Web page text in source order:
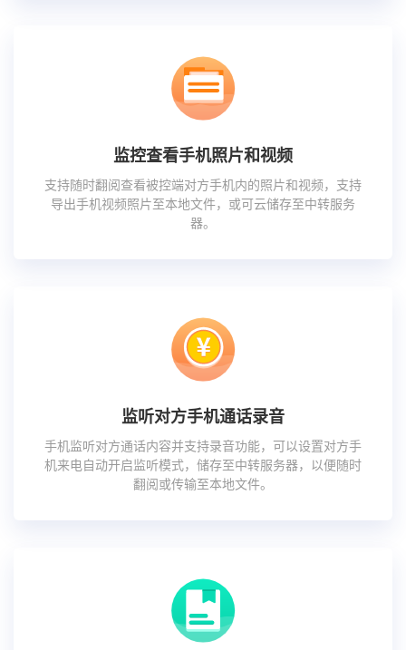
监控查看手机照片和视频
支持随时翻阅查看被控端对方手机内的照片和视频，支持
导出手机视频照片至本地文件，或可云储存至中转服务
器。
监听对方手机通话录音
手机监听对方通话内容并支持录音功能，可以设置对方手
机来电自动开启监听模式，储存至中转服务器，以便随时
翻阅或传输至本地文件。